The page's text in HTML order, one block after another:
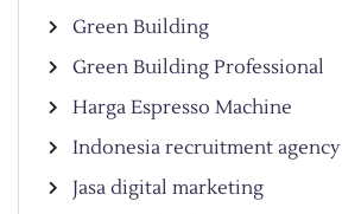
Green Building
Green Building Professional
Harga Espresso Machine
Indonesia recruitment agency
Jasa digital marketing